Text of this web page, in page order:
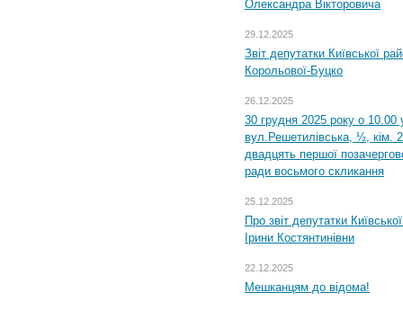
Олександра Вікторовича
29.12.2025
Звіт депутатки Київської
Корольової-Буцко
26.12.2025
30 грудня 2025 року о 10.00
вул.Решетилівська, ½, кім.
двадцять першої
ради восьмого скликання
25.12.2025
Про звіт депутатки
Ірини Костянтинівни
22.12.2025
Мешканцям до відома!